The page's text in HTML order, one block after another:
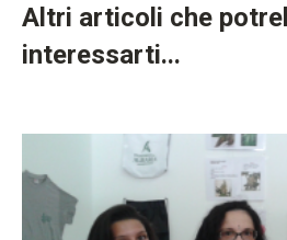
Altri articoli che
interessarti...